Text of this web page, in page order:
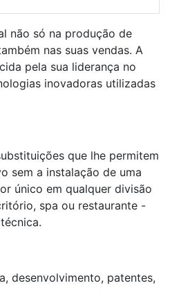
não só na produção de
nas suas vendas. A
pela sua liderança no
inovadoras utilizadas
que lhe permitem
sem a instalação de uma
único em qualquer divisão
spa ou restaurante -
desenvolvimento, patentes,